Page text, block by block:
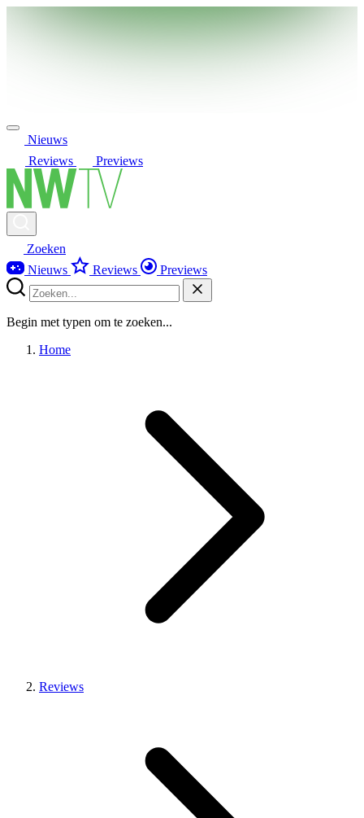
Nieuws
Reviews
Previews
Zoeken
Nieuws
Reviews Previews
Begin met typen om te zoeken...
Home
Reviews